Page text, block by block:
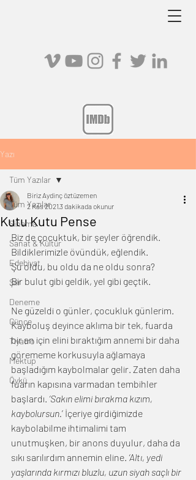
Yazı
Tüm Yazılar
Sinema
Sanat & Kültür
Edebiyat
Şiir
Deneme
Günce
Tiyatro
Mektup
Öykü
Tüm Yazılar
Kutu Kutu Pense
Biriz Aydinç öztüzemen
2 Kas 20213 dakikada okunur
Biz de çocuktuk, bir şeyler öğrendik.
Bildiklerimizle övündük, eğlendik.
Şu oldu, bu oldu da ne oldu sonra?
Bir bulut gibi geldik, yel gibi geçtik.
Ne güzeldi o günler, çocukluk günlerim.
Kayboluş deyince aklıma bir tek, fuarda
bir an için elini bıraktığım annemi bir daha
görememe korkusuyla ağlamaya
başladığım kaybolmalar gelir. Zaten daha
fuarın kapısına varmadan tembihler
başlardı. ‘Sakın elimi bırakma kızım,
kaybolursun.’ İçeriye girdiğimizde
kaybolabilme ihtimalimi tam
unutmuşken, bir anons duyulur, daha da
sıkı sarılırdım annemin eline. ‘Altı, yedi
yaşlarında kırmızı bluzlu, uzun siyah saçlı bir